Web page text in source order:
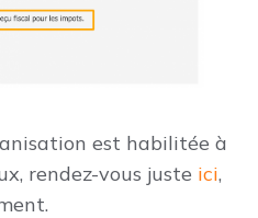
est habilitée à
rendez-vous juste ici,